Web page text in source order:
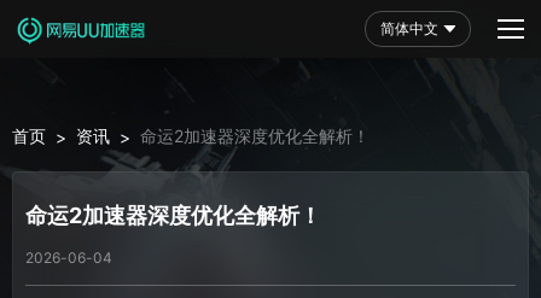
简体中文
首页 > 资讯 > 命运2加速器深度优化全解析！
命运2加速器深度优化全解析！
2026-06-04